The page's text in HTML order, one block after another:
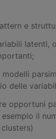
e
latenti,
modelli
delle
opportuni
esempio il